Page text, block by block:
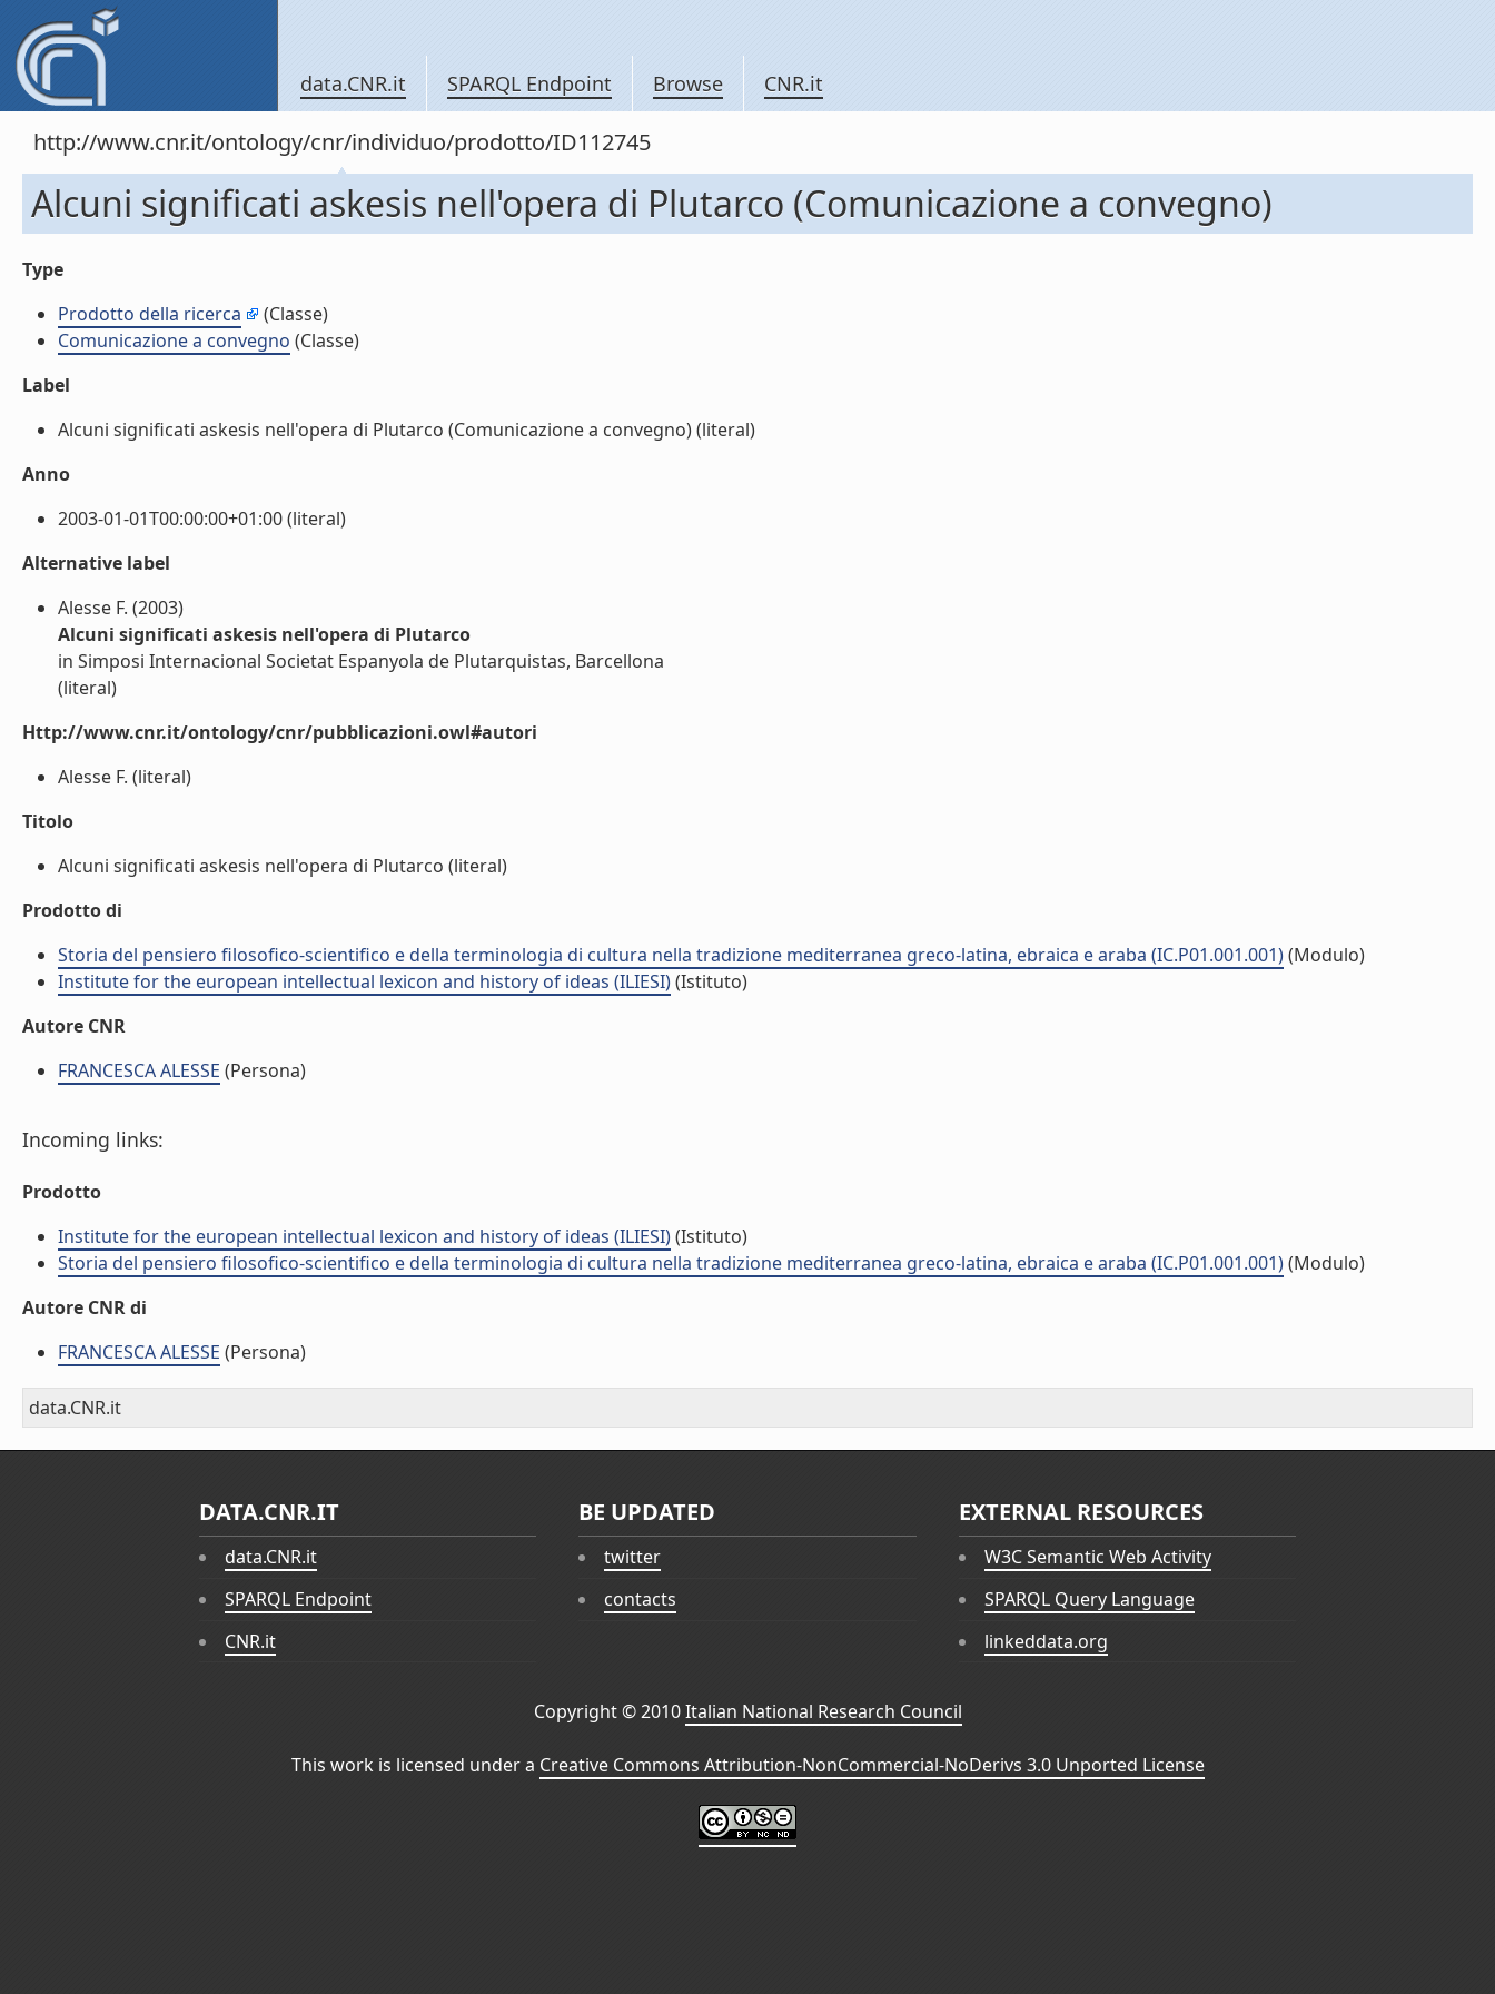
data.CNR.it SPARQL Endpoint Browse CNR.it
http://www.cnr.it/ontology/cnr/individuo/prodotto/ID112745
Alcuni significati askesis nell'opera di Plutarco (Comunicazione a convegno)
Type
Prodotto della ricerca
(Classe)
Comunicazione a convegno (Classe)
Label
Alcuni significati askesis nell'opera di Plutarco (Comunicazione a convegno) (literal)
Anno
2003-01-01T00:00:00+01:00 (literal)
Alternative label
Alesse F. (2003)
Alcuni significati askesis nell'opera di Plutarco
in Simposi Internacional Societat Espanyola de Plutarquistas, Barcellona
(literal)
Http://www.cnr.it/ontology/cnr/pubblicazioni.owl#autori
Alesse F. (literal)
Titolo
Alcuni significati askesis nell'opera di Plutarco (literal)
Prodotto di
Storia del pensiero filosofico-scientifico e della terminologia di cultura nella tradizione mediterranea greco-latina, ebraica e araba (IC.P01.001.001)(Modulo)
Institute for the european intellectual lexicon and history of ideas (ILIESI)(Istituto)
Autore CNR
FRANCESCA ALESSE (Persona)
Incoming links:
Prodotto
Institute for the european intellectual lexicon and history of ideas (ILIESI)(Istituto)
Storia del pensiero filosofico-scientifico e della terminologia di cultura nella tradizione mediterranea greco-latina, ebraica e araba (IC.P01.001.001)(Modulo)
Autore CNR di
FRANCESCA ALESSE (Persona)
data.CNR.it
DATA.CNR.IT
data.CNR.it
SPARQL Endpoint
CNR.it
BE UPDATED
twitter
contacts
EXTERNAL RESOURCES
W3C Semantic Web Activity
SPARQL Query Language
linkeddata.org
Copyright © 2010Italian National Research Council
This work is licensed under a Creative Commons Attribution-NonCommercial-NoDerivs 3.0 Unported License